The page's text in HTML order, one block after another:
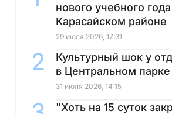
нового учебного
Карасайском районе
29 июля 2026, 17:31
Культурный шок у
в Центральном
31 июля 2026, 14:15
"Хоть на 15 суток